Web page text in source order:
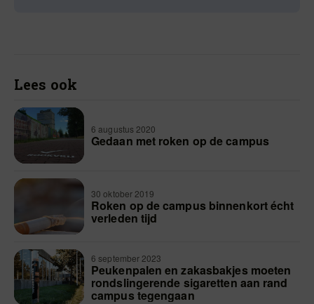
Lees ook
6 augustus 2020
Gedaan met roken op de campus
30 oktober 2019
Roken op de campus binnenkort écht
verleden tijd
6 september 2023
Peukenpalen en zakasbakjes moeten
rondslingerende sigaretten aan rand
campus tegengaan